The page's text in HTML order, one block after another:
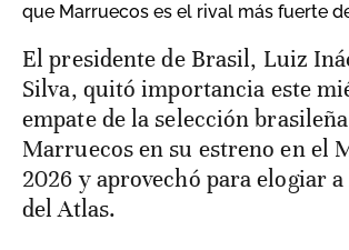
que Marruecos es el rival más fuerte
El presidente de Brasil, Luiz Inácio Lula da
Silva, quitó importancia este
empate de la selección
Marruecos en su estreno en el
2026 y aprovechó para elogiar
del Atlas.